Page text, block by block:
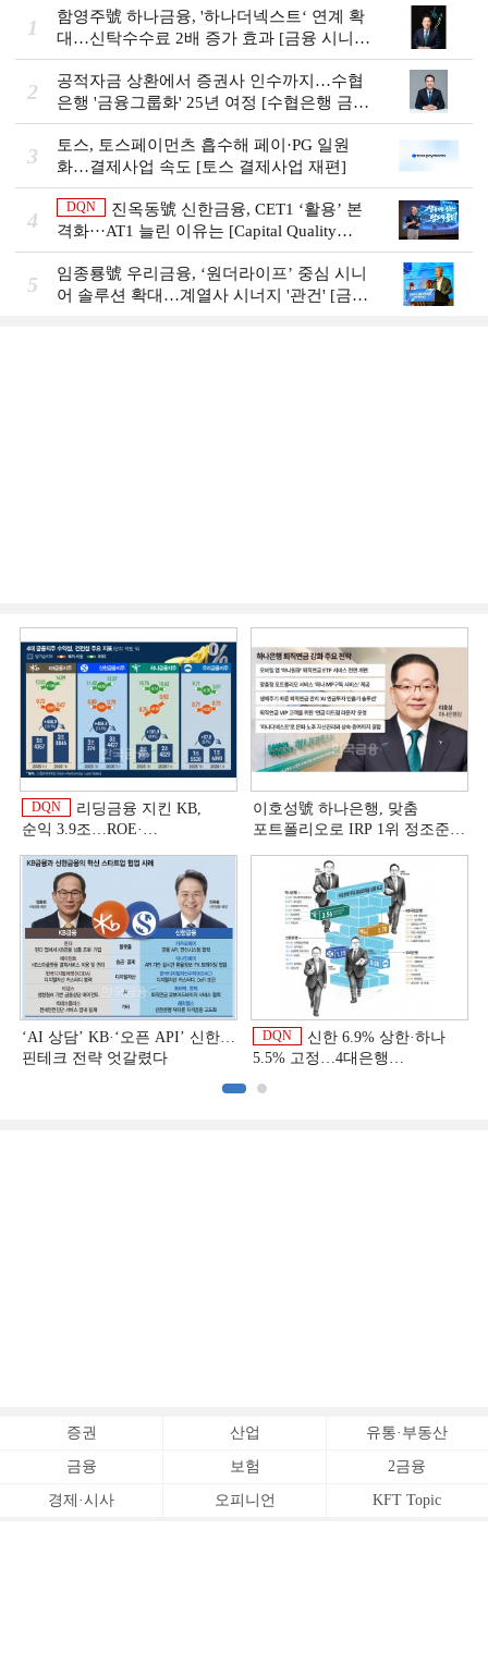
1
함영주號 하나금융, '하나더넥스트‘ 연계 확
대…신탁수수료 2배 증가 효과 [금융 시니어
비즈니스 돋보기]
2
공적자금 상환에서 증권사 인수까지…수협
은행 '금융그룹화' 25년 여정 [수협은행 금융
그룹의 꿈①]
3
토스, 토스페이먼츠 흡수해 페이·PG 일원
화…결제사업 속도 [토스 결제사업 재편]
4
DQN
진옥동號 신한금융, CET1 ‘활용’ 본
격화···AT1 늘린 이유는 [Capital Quality
Review]
5
임종룡號 우리금융, ‘원더라이프’ 중심 시니
어 솔루션 확대…계열사 시너지 '관건' [금융
DQN
리딩금융 지킨 KB,
순익 3.9조…ROE·
상반기 금융 리그테이블]
이호성號 하나은행, 맞춤
포트폴리오로 IRP 1위 정조준
‘AI 상담’ KB·‘오픈 API’ 신한…
핀테크 전략 엇갈렸다
DQN
신한 6.9% 상한·하나
5.5% 고정…4대은행
증권 산업 유통·부동산
금융 보험 2금융
경제·시사 오피니언 KFT Topic